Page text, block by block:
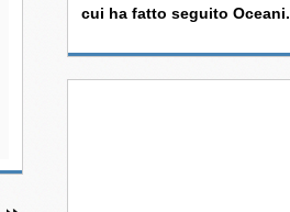
cui ha fatto seguito Oceani.